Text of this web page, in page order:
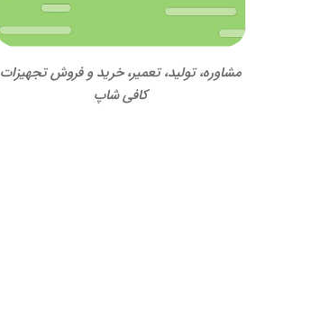
مشاوره، تولید، تعمیر، خرید و فروش تجهیزات
کافی شاپ